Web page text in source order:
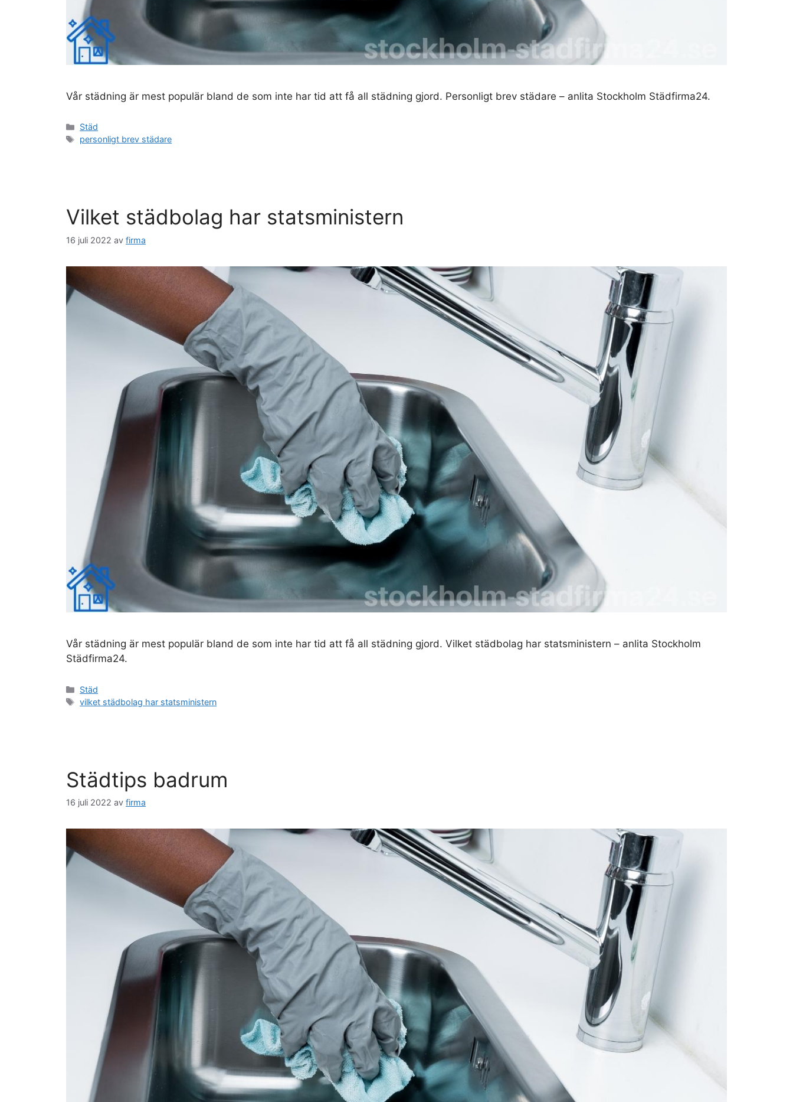
Vår städning är mest populär bland de som inte har tid att få all städning gjord. Personligt brev städare – anlita Stockholm Städfirma24.
Kategorier
Städ
Etiketter
personligt brev städare
Vilket städbolag har statsministern
16 juli 2022 av firma
Vår städning är mest populär bland de som inte har tid att få all städning gjord. Vilket städbolag har statsministern – anlita Stockholm
Städfirma24.
Kategorier
Städ
Etiketter
vilket städbolag har statsministern
Städtips badrum
16 juli 2022 av firma